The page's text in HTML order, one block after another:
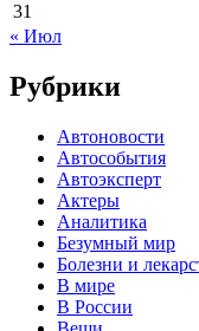
31
« Июл
Рубрики
Автоновости
Автособытия
Автоэксперт
Актеры
Аналитика
Безумный мир
Болезни и
В мире
В России